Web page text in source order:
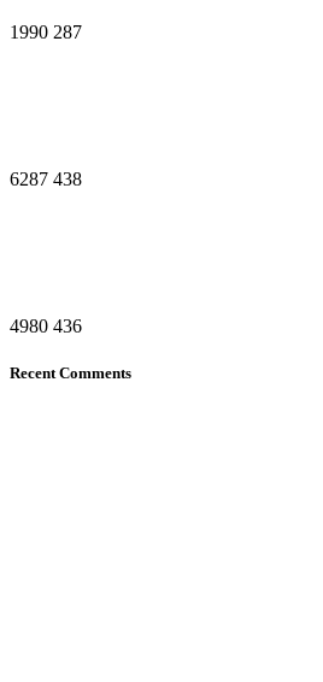
1990 287
6287 438
4980 436
Recent Comments